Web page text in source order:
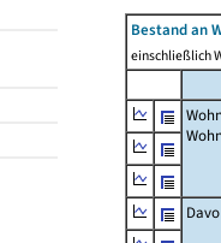
Bestand an
einschließlich